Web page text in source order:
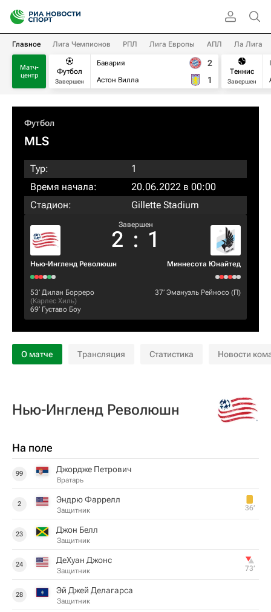
Главное Лига Чемпионов РПЛ Лига Европы АПЛ Ла Лига
Матч-
центр
Футбол
Завершен
Бавария
Астон Вилла
2
1
Теннис
Завершен
Футбол
MLS
Тур:
1
Время начала:
20.06.2022 в 00:00
Стадион:
Gillette Stadium
Нью-Ингленд Революшн
Завершен
2 : 1
Миннесота Юнайтед
53‎’‎ Дилан Борреро
(Карлес Хиль)
69‎’‎ Густаво Боу
37‎’‎ Эмануэль Рейносо (П)
О матче Трансляция Статистика Новости
Нью-Ингленд Революшн
На поле
99 Джордже Петрович
Вратарь
2 Эндрю Фаррелл
Защитник 36‎’‎
23 Джон Белл
Защитник
24 ДеХуан Джонс
Защитник 73‎’‎
28 Эй Джей Делагарса
Защитник